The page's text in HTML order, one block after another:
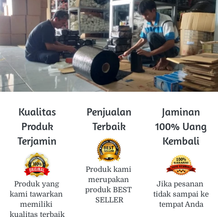
Kualitas
Produk
Terjamin
Produk yang
kami tawarkan
memiliki
kualitas terbaik
Penjualan
Terbaik
Produk kami
merupakan
produk BEST
SELLER
Jaminan
100% Uang
Kembali
Jika pesanan
tidak sampai ke
tempat Anda